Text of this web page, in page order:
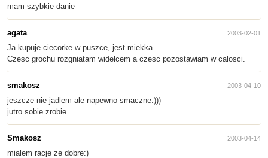
mam szybkie danie
agata 2003-02-01
Ja kupuje ciecorke w puszce, jest miekka.
Czesc grochu rozgniatam widelcem a czesc pozostawiam w calosci.
smakosz 2003-04-10
jeszcze nie jadlem ale napewno smaczne:)))
jutro sobie zrobie
Smakosz 2003-04-14
mialem racje ze dobre:)